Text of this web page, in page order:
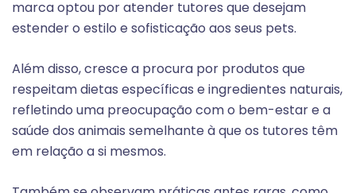
marca optou por atender tutores que desejam
estender o estilo e sofisticação aos seus pets.
Além disso, cresce a procura por produtos que
respeitam dietas específicas e ingredientes naturais,
refletindo uma preocupação com o bem-estar e a
saúde dos animais semelhante à que os tutores têm
em relação a si mesmos.